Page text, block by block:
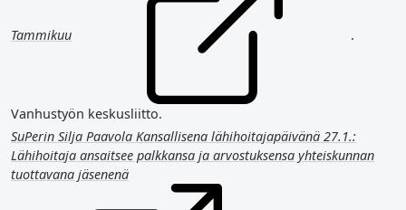
Tammikuu .
Vanhustyön keskusliitto.
SuPerin Silja Paavola Kansallisena lähihoitajapäivänä 27.1.:
Lähihoitaja ansaitsee palkkansa ja arvostuksensa yhteiskunnan
tuottavana jäsenenä